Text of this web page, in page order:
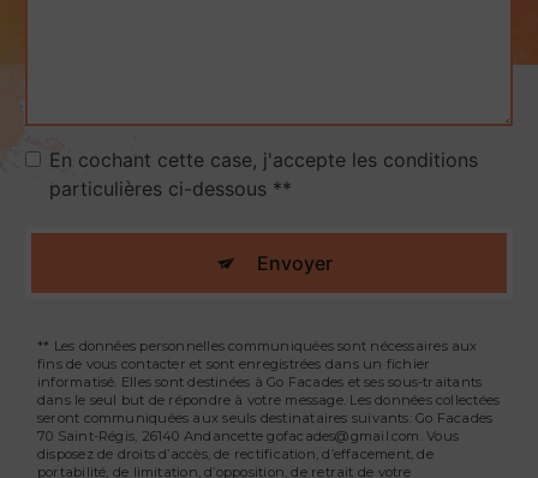
En cochant cette case, j'accepte les conditions
particulières ci-dessous **
Envoyer
** Les données personnelles communiquées sont nécessaires aux
fins de vous contacter et sont enregistrées dans un fichier
informatisé. Elles sont destinées à Go Facades et ses sous-traitants
dans le seul but de répondre à votre message. Les données collectées
seront communiquées aux seuls destinataires suivants: Go Facades
70 Saint-Régis, 26140 Andancette gofacades@gmail.com. Vous
disposez de droits d’accès, de rectification, d’effacement, de
portabilité, de limitation, d’opposition, de retrait de votre